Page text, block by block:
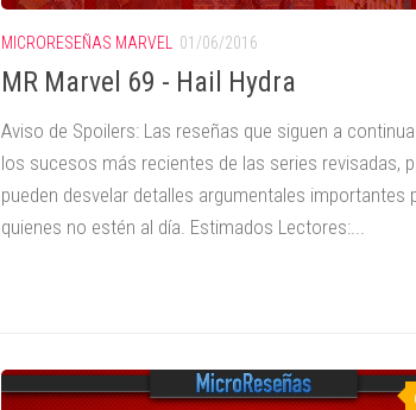
MICRORESEÑAS MARVEL 01/06/2016
MR Marvel 69 - Hail Hydra
Aviso de Spoilers: Las reseñas que siguen a
los sucesos más recientes de las series revisadas,
pueden desvelar detalles argumentales importantes
quienes no estén al día. Estimados Lectores:...